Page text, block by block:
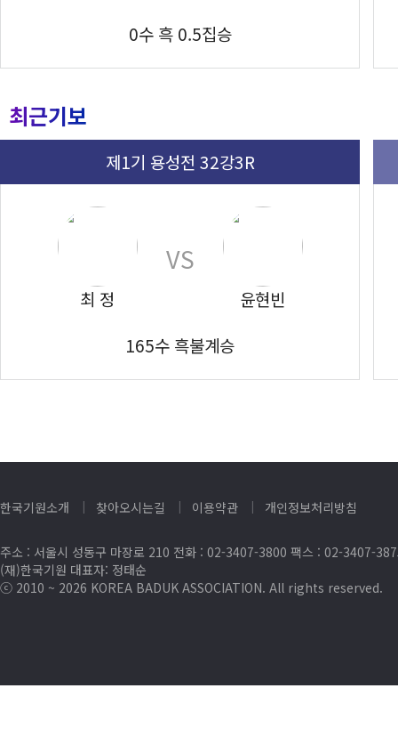
0수 흑 0.5집승
최근기보
제1기 용성전 32강3R
최 정
VS
윤현빈
165수 흑불계승
한국기원소개 찾아오시는길 이용약관 개인정보처리방침
주소 : 서울시 성동구 마장로 210 전화 : 02-3407-3800 팩스 : 02-3407-
(재)한국기원 대표자: 정태순
ⓒ 2010 ~ 2026 KOREA BADUK ASSOCIATION. All rights reserved.